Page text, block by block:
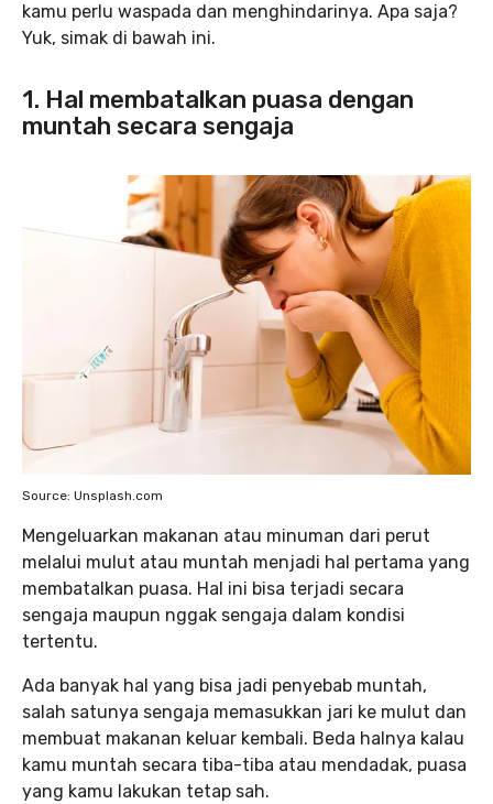
kamu perlu waspada dan menghindarinya. Apa saja?
Yuk, simak di bawah ini.
1. Hal membatalkan puasa dengan
muntah secara sengaja
Source: Unsplash.com
Mengeluarkan makanan atau minuman dari perut
melalui mulut atau muntah menjadi hal pertama yang
membatalkan puasa. Hal ini bisa terjadi secara
sengaja maupun nggak sengaja dalam kondisi
tertentu.
Ada banyak hal yang bisa jadi penyebab muntah,
salah satunya sengaja memasukkan jari ke mulut dan
membuat makanan keluar kembali. Beda halnya kalau
kamu muntah secara tiba-tiba atau mendadak, puasa
yang kamu lakukan tetap sah.